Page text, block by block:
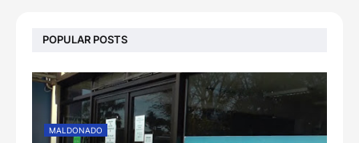
POPULAR POSTS
MALDONADO